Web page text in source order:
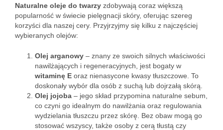
Naturalne oleje do twarzy zdobywają coraz większą
popularność w świecie pielęgnacji skóry, oferując szereg
korzyści dla naszej cery. Przyjrzyjmy się kilku z najczęściej
wybieranych olejów:
Olej arganowy – znany ze swoich silnych właściwości
nawilżających i regeneracyjnych, jest bogaty w
witaminę E oraz nienasycone kwasy tłuszczowe. To
doskonały wybór dla osób z suchą lub dojrzałą skórą.
Olej jojoba – jego skład przypomina naturalne sebum,
co czyni go idealnym do nawilżania oraz regulowania
wydzielania tłuszczu przez skórę. Bez obaw mogą go
stosować wszyscy, także osoby z cerą tłustą czy